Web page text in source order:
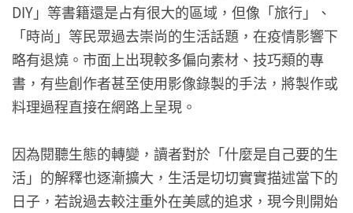
DIY」等書籍還是占有很大的區域，但像「旅行」、
「時尚」等民眾過去崇尚的生活話題，在疫情影響下
略有退燒。市面上出現較多偏向素材、技巧類的專
書，有些創作者甚至使用影像錄製的手法，將製作或
料理過程直接在網路上呈現。
因為閱聽生態的轉變，讀者對於「什麼是自己要的生
活」的解釋也逐漸擴大，生活是切切實實描述當下的
日子，若說過去較注重外在美感的追求，現今則開始